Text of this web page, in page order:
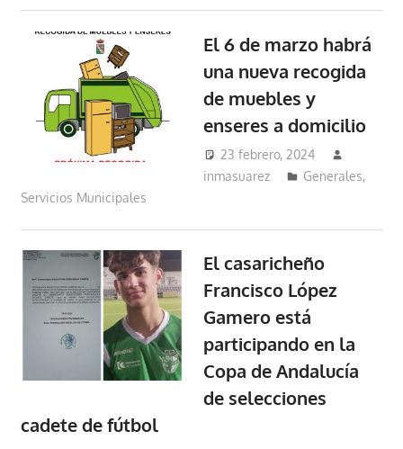
El 6 de marzo habrá
una nueva recogida
de muebles y
enseres a domicilio
23 febrero, 2024
inmasuarez
Generales,
Servicios Municipales
El casaricheño
Francisco López
Gamero está
participando en la
Copa de Andalucía
de selecciones
cadete de fútbol